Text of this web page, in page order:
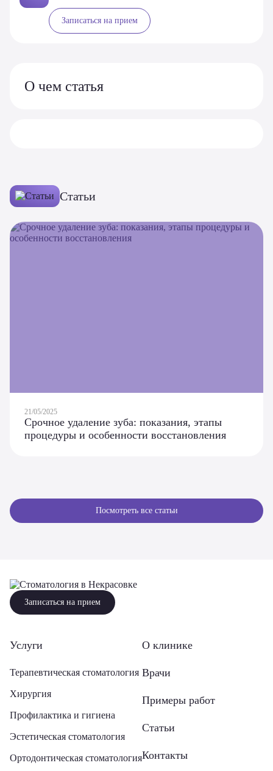
Записаться на прием
О чем статья
Статьи
Посмотреть все статьи
21/05/2025
Срочное удаление зуба: показания, этапы
процедуры и особенности восстановления
Записаться на прием
Услуги
Терапевтическая стоматология
Хирургия
Профилактика и гигиена
Эстетическая стоматология
Ортодонтическая стоматология
О клинике
Врачи
Примеры работ
Статьи
Контакты